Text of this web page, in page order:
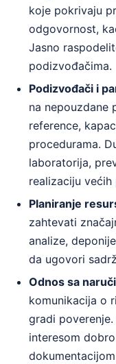
koje pokrivaju
odgovornost,
Jasno
podizvođačima.
Podizvođači i
na
reference,
procedurama.
laboratorija,
realizaciju većih
Planiranje
zahtevati
analize,
da ugovori
Odnos sa
komunikacija o
gradi
interesom